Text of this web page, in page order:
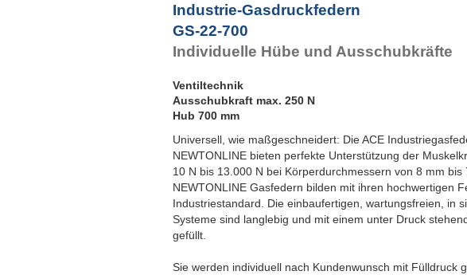
Industrie-Gasdruckfedern
GS-22-700
Individuelle Hübe und Ausschubkräfte
Ventiltechnik
Ausschubkraft max. 250 N
Hub 700 mm
Universell, wie maßgeschneidert: Die ACE
NEWTONLINE bieten perfekte Unterstützung der
10 N bis 13.000 N bei Körperdurchmessern von 8 mm bis
NEWTONLINE Gasfedern bilden mit ihren hochwertigen
Industriestandard. Die einbaufertigen, wartungsfreien, in
Systeme sind langlebig und mit einem unter Druck
gefüllt.
Sie werden individuell nach Kundenwunsch mit Fülldruck